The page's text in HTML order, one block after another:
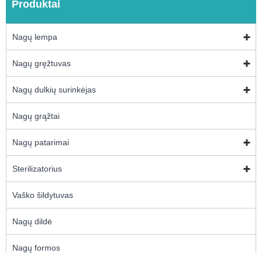
Produktai
Nagų lempa
Nagų gręžtuvas
Nagų dulkių surinkėjas
Nagų grąžtai
Nagų patarimai
Sterilizatorius
Vaško šildytuvas
Nagų dildė
Nagų formos